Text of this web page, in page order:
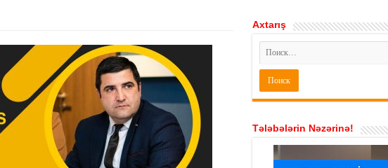
Axtarış
Tələbələrin Nəzərinə!